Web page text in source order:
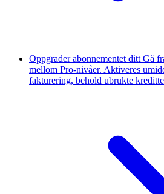
Oppgrader abonnementet ditt Gå
mellom Pro-nivåer. Aktiveres
fakturering, behold ubrukte